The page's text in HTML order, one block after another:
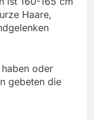
Haare,
oder
gebeten die